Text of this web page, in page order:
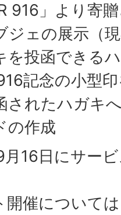
916」より寄
ジェの展示（
を投函できる
記念の小型
されたハガキ
の作成
16日にサー
開催について